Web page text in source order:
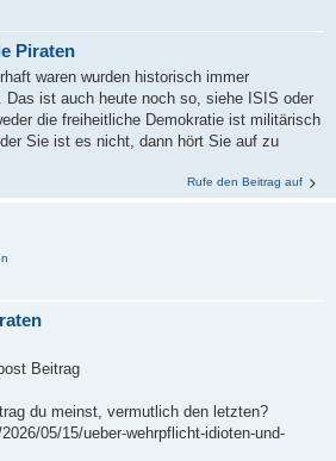
Piraten
waren wurden historisch immer
Das ist auch heute noch so, siehe ISIS oder
die freiheitliche Demokratie ist militärisch
Sie ist es nicht, dann hört Sie auf zu
Rufe den Beitrag auf
Beitrag
du meinst, vermutlich den letzten?
05/15/ueber-wehrpflicht-idioten-und-